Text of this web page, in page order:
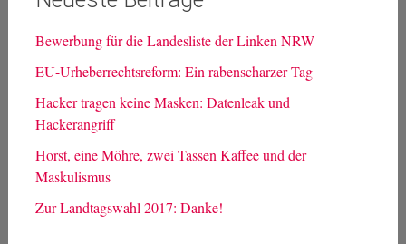
Bewerbung für die Landesliste der Linken NRW
EU-Urheberrechtsreform: Ein rabenscharzer Tag
Hacker tragen keine Masken: Datenleak und
Hackerangriff
Horst, eine Möhre, zwei Tassen Kaffee und der
Maskulismus
Zur Landtagswahl 2017: Danke!